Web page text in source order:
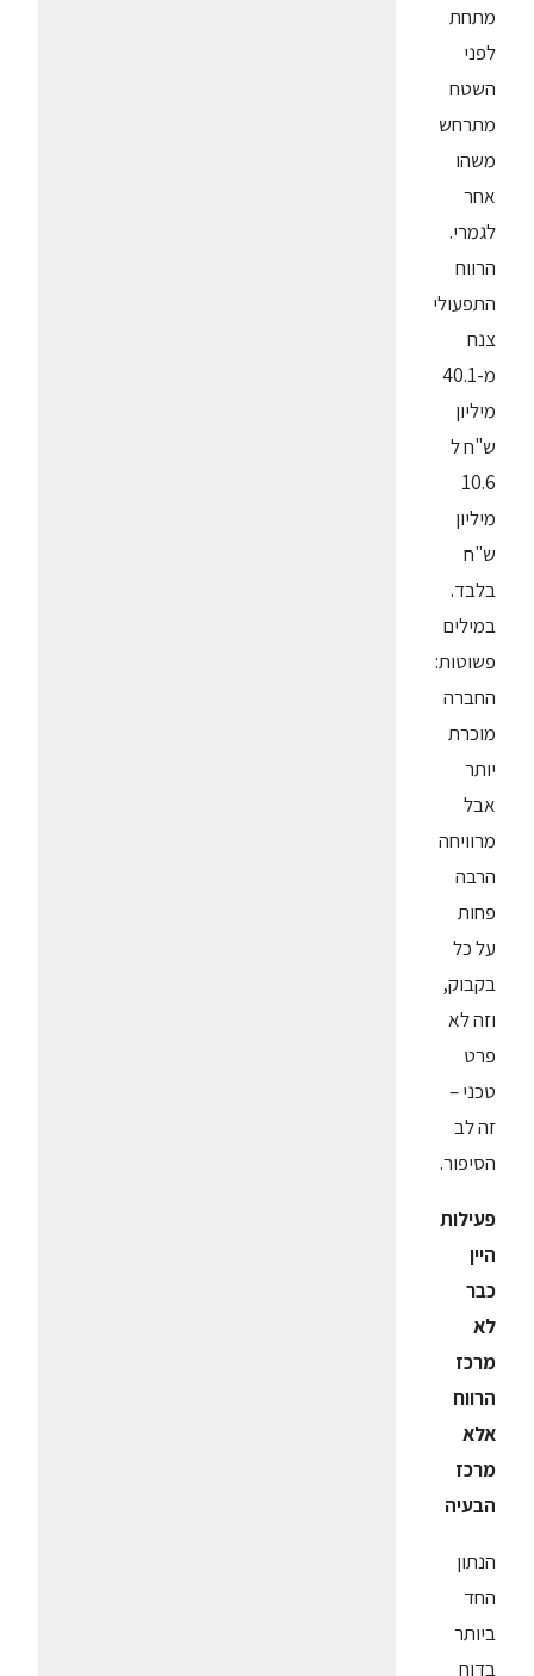
מתחת
לפני
השטח
מתרחש
משהו
אחר
לגמרי.
הרווח
התפעולי
צנח
מ-40.1
מיליון
ש"ח ל
10.6
מיליון
ש"ח
בלבד.
במילים
פשוטות:
החברה
מוכרת
יותר
אבל
מרוויחה
הרבה
פחות
על כל
בקבוק,
וזה לא
פרט
טכני –
זה לב
הסיפור.
פעילות
היין
כבר
לא
מרכז
הרווח
אלא
מרכז
הבעיה
הנתון
החד
ביותר
בדוח